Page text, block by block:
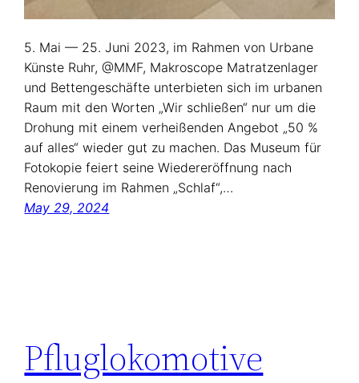
5. Mai — 25. Juni 2023, im Rahmen von Urbane
Künste Ruhr, @MMF, Makroscope Matratzenlager
und Bettengeschäfte unterbieten sich im urbanen
Raum mit den Worten „Wir schließen“ nur um die
Drohung mit einem verheißenden Angebot „50 %
auf alles“ wieder gut zu machen. Das Museum für
Fotokopie feiert seine Wiedereröffnung nach
Renovierung im Rahmen „Schlaf“,…
May 29, 2024
Pflug­lokomotive